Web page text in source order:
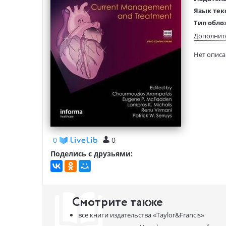
0
0
Поделись с друзьями:
Язык
Тип
Вес:
Нет
Смотрите также
все книги издательства«Taylor&Francis»